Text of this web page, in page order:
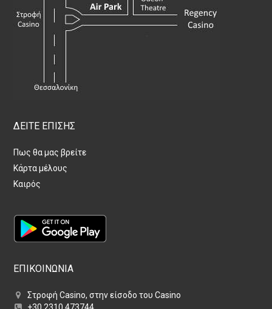
ΔΕΙΤΕ ΕΠΙΣΗΣ
Πως θα μας βρείτε
Κάρτα μέλους
Καιρός
ΕΠΙΚΟΙΝΩΝΙΑ
Στροφή Casino, στην είσοδο του Casino